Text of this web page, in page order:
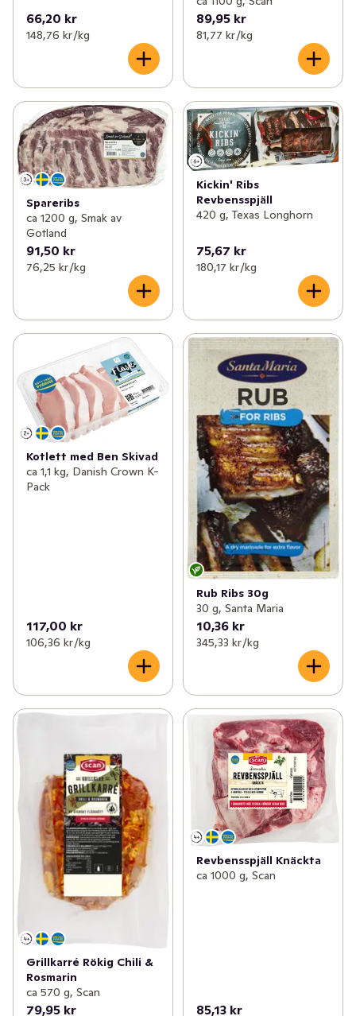
66,20 kr
148,76 kr /kg
89,95 kr
81,77 kr /kg
Spareribs
ca 1200 g, Smak av
Gotland
91,50 kr
76,25 kr /kg
Kickin' Ribs
Revbensspjäll
420 g, Texas Longhorn
75,67 kr
180,17 kr /kg
Kotlett med Ben Skivad
ca 1,1 kg, Danish Crown K-
Pack
117,00 kr
106,36 kr /kg
Rub Ribs 30g
30 g, Santa Maria
10,36 kr
345,33 kr /kg
Grillkarré Rökig Chili &
Rosmarin
ca 570 g, Scan
79,95 kr
Revbensspjäll Knäckta
ca 1000 g, Scan
85,13 kr